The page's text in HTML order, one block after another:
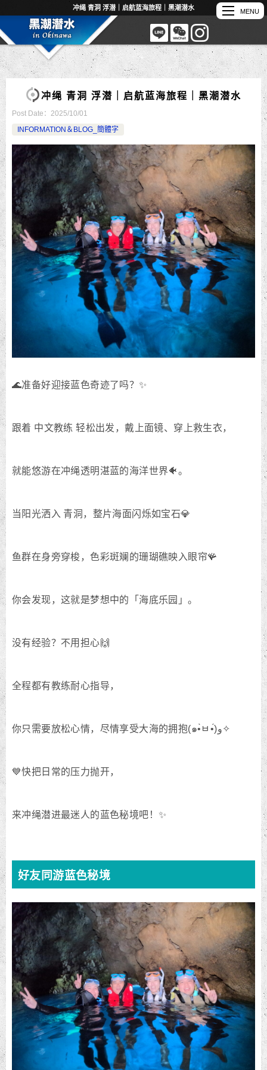
冲绳 青洞 浮潜｜启航蓝海旅程｜黑潮潜水
冲绳 青洞 浮潜｜启航蓝海旅程｜黑潮潜水
Post Date： 2025/10/01
INFORMATION＆BLOG_簡體字
🌊准备好迎接蓝色奇迹了吗？✨
跟着 中文教练 轻松出发，戴上面镜、穿上救生衣，
就能悠游在冲绳透明湛蓝的海洋世界🐠。
当阳光洒入 青洞，整片海面闪烁如宝石💎
鱼群在身旁穿梭，色彩斑斓的珊瑚礁映入眼帘🪸
你会发现，这就是梦想中的「海底乐园」。
没有经验？不用担心🙌
全程都有教练耐心指导，
你只需要放松心情，尽情享受大海的拥抱(๑•̀ㅂ•́)و✧
💙快把日常的压力抛开，
来冲绳潜进最迷人的蓝色秘境吧！✨
好友同游蓝色秘境